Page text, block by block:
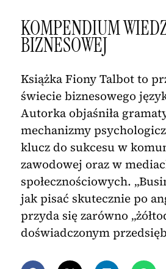
KOMPENDIUM
BIZNESOWEJ
Książka Fiony Talbot to
świecie biznesowego
Autorka objaśniła
mechanizmy
klucz do sukcesu w
zawodowej oraz w
społecznościowych.
jak pisać skutecznie po
przyda się zarówno
doświadczonym